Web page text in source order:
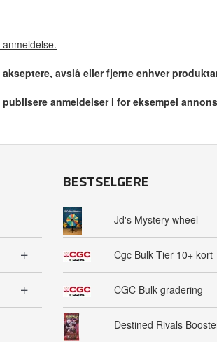
avslå eller fjerne enhver
anmeldelser i for eksempel
BESTSELGERE
Jd's Mystery wheel
Cgc Bulk Tier 10+ kort
CGC Bulk gradering
Destined Rivals